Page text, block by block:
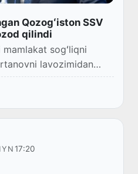
Qozogʻiston SSV
qilindi
sogʻliqni
lavozimidan
ilgari koronavirusga
IYN 17:20